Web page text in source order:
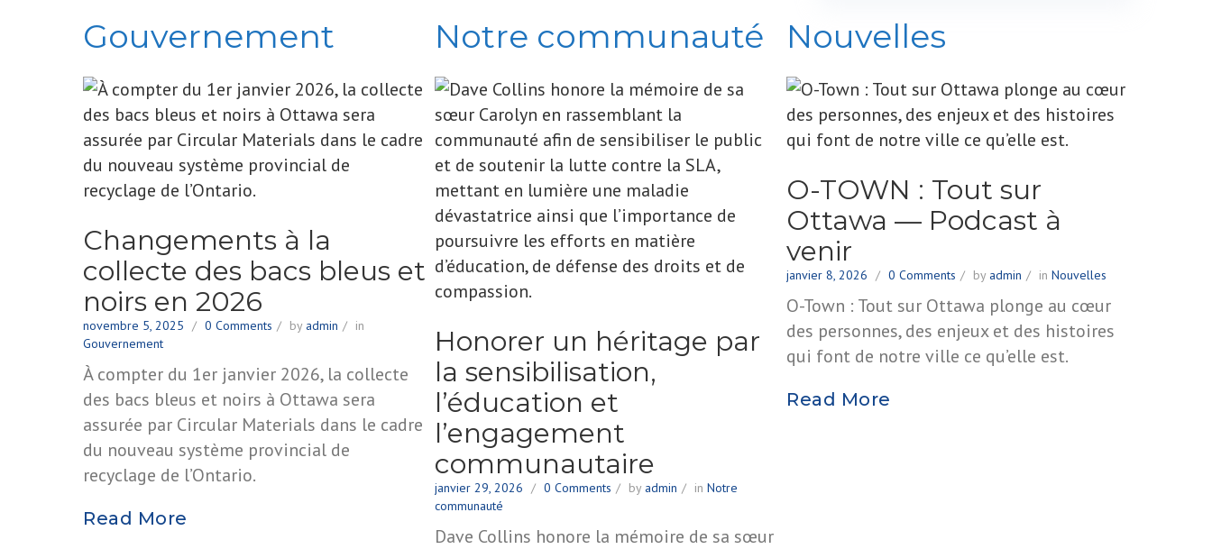
Gouvernement
Changements à la
collecte des bacs bleus et
noirs en 2026
novembre 5, 2025 0 Comments by admin
in
Gouvernement
À compter du 1er janvier 2026, la collecte
des bacs bleus et noirs à Ottawa sera
assurée par Circular Materials dans le cadre
du nouveau système provincial de
recyclage de l’Ontario.
Read More
Notre communauté
Honorer un héritage par
la sensibilisation,
l’éducation et
l’engagement
communautaire
janvier 29, 2026 0 Comments by admin in Notre
communauté
Dave Collins honore la mémoire de sa sœur
Nouvelles
O-TOWN : Tout sur
Ottawa — Podcast à
venir
janvier 8, 2026 0 Comments by admin in Nouvelles
O-Town : Tout sur Ottawa plonge au cœur
des personnes, des enjeux et des histoires
qui font de notre ville ce qu’elle est.
Read More